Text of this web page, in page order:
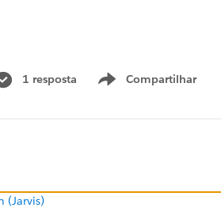
1 resposta Compartilhar
Show menu
(Jarvis)